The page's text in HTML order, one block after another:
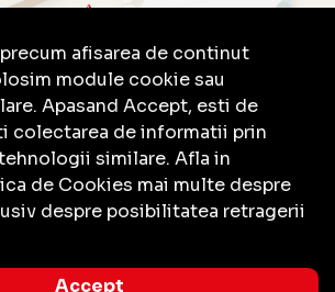
Koh-I-Noor.Toate drepturile rezervate.
afisarea de continut
module cookie sau
Apasand Accept, esti de
colectarea de informatii prin
similare. Afla in
de Cookies mai multe despre
despre posibilitatea retragerii
Accept